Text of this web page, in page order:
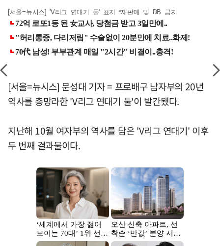
[서울=뉴시스] 'V리그 연대기 둘' 표지 *재판매 및 DB 금지
[서울=뉴시스] 문성대 기자 = 프로배구 남자부의 20년
역사를 총망라한 'V리그 연대기 둘'이 발간됐다.
지난해 10월 여자부의 역사를 담은 'V리그 연대기' 이후
두 번째 결과물이다.